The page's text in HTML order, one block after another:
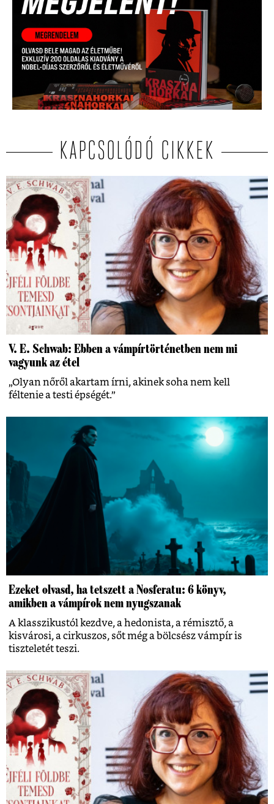
KAPCSOLÓDÓ CIKKEK
V. E. Schwab: Ebben a vámpírtörténetben nem mi
vagyunk az étel
„Olyan nőről akartam írni, akinek soha nem kell
féltenie a testi épségét.”
Ezeket olvasd, ha tetszett a Nosferatu: 6 könyv,
amikben a vámpírok nem nyugszanak
A klasszikustól kezdve, a hedonista, a rémisztő, a
kisvárosi, a cirkuszos, sőt még a bölcsész vámpír is
tiszteletét teszi.